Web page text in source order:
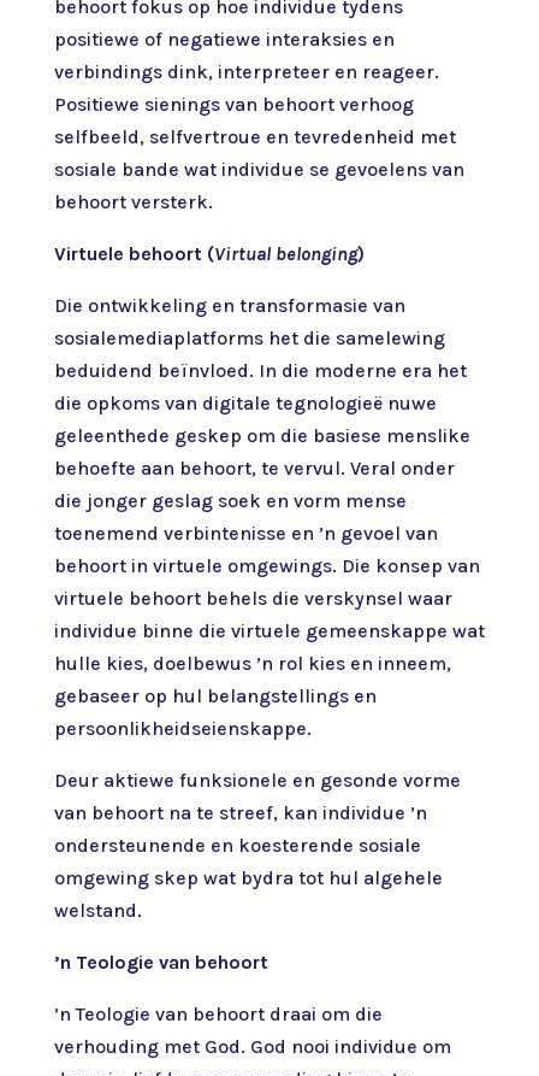
behoort fokus op hoe individue tydens
positiewe of negatiewe interaksies en
verbindings dink, interpreteer en reageer.
Positiewe sienings van behoort verhoog
selfbeeld, selfvertroue en tevredenheid met
sosiale bande wat individue se gevoelens van
behoort versterk.
Virtuele behoort (Virtual belonging)
Die ontwikkeling en transformasie van
sosialemediaplatforms het die samelewing
beduidend beïnvloed. In die moderne era het
die opkoms van digitale tegnologieë nuwe
geleenthede geskep om die basiese menslike
behoefte aan behoort, te vervul. Veral onder
die jonger geslag soek en vorm mense
toenemend verbintenisse en ’n gevoel van
behoort in virtuele omgewings. Die konsep van
virtuele behoort behels die verskynsel waar
individue binne die virtuele gemeenskappe wat
hulle kies, doelbewus ’n rol kies en inneem,
gebaseer op hul belangstellings en
persoonlikheidseienskappe.
Deur aktiewe funksionele en gesonde vorme
van behoort na te streef, kan individue ’n
ondersteunende en koesterende sosiale
omgewing skep wat bydra tot hul algehele
welstand.
’n Teologie van behoort
’n Teologie van behoort draai om die
verhouding met God. God nooi individue om